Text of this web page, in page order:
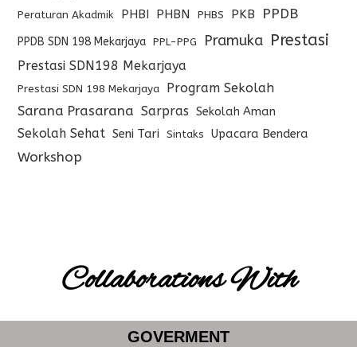
Peraturan Akadmik PHBI PHBN PHBS PKB PPDB
PPDB SDN 198 Mekarjaya PPL-PPG Pramuka Prestasi
Prestasi SDN198 Mekarjaya
Prestasi SDN 198 Mekarjaya
Program Sekolah
Sarana Prasarana Sarpras Sekolah Aman
Sekolah Sehat Seni Tari Sintaks Upacara Bendera
Workshop
Collaborations With
GOVERMENT